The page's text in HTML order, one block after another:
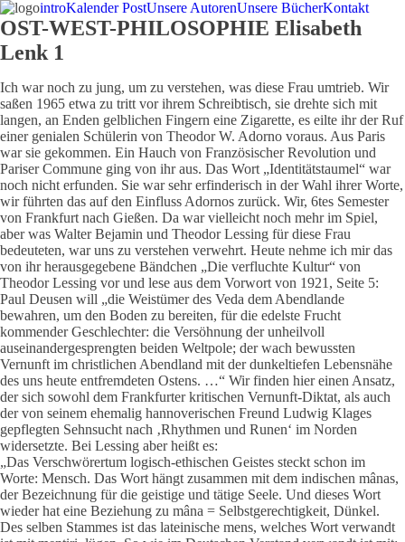
introKalender PostUnsere AutorenUnsere BücherKontakt
OST-WEST-PHILOSOPHIE Elisabeth
Lenk 1
Ich war noch zu jung, um zu verstehen, was diese Frau umtrieb. Wir
saßen 1965 etwa zu tritt vor ihrem Schreibtisch, sie drehte sich mit
langen, an Enden gelblichen Fingern eine Zigarette, es eilte ihr der Ruf
einer genialen Schülerin von Theodor W. Adorno voraus. Aus Paris
war sie gekommen. Ein Hauch von Französischer Revolution und
Pariser Commune ging von ihr aus. Das Wort „Identitätstaumel“ war
noch nicht erfunden. Sie war sehr erfinderisch in der Wahl ihrer Worte,
wir führten das auf den Einfluss Adornos zurück. Wir, 6tes Semester
von Frankfurt nach Gießen. Da war vielleicht noch mehr im Spiel,
aber was Walter Bejamin und Theodor Lessing für diese Frau
bedeuteten, war uns zu verstehen verwehrt. Heute nehme ich mir das
von ihr herausgegebene Bändchen „Die verfluchte Kultur“ von
Theodor Lessing vor und lese aus dem Vorwort von 1921, Seite 5:
Paul Deusen will „die Weistümer des Veda dem Abendlande
bewahren, um den Boden zu bereiten, für die edelste Frucht
kommender Geschlechter: die Versöhnung der unheilvoll
auseinandergesprengten beiden Weltpole; der wach bewussten
Vernunft im christlichen Abendland mit der dunkeltiefen Lebensnähe
des uns heute entfremdeten Ostens. …“ Wir finden hier einen Ansatz,
der sich sowohl dem Frankfurter kritischen Vernunft-Diktat, als auch
der von seinem ehemalig hannoverischen Freund Ludwig Klages
gepflegten Sehnsucht nach ‚Rhythmen und Runen‘ im Norden
widersetzte. Bei Lessing aber heißt es:
„Das Verschwörertum logisch-ethischen Geistes steckt schon im
Worte: Mensch. Das Wort hängt zusammen mit dem indischen mânas,
der Bezeichnung für die geistige und tätige Seele. Und dieses Wort
wieder hat eine Beziehung zu mâna = Selbstgerechtigkeit, Dünkel.
Des selben Stammes ist das lateinische mens, welches Wort verwandt